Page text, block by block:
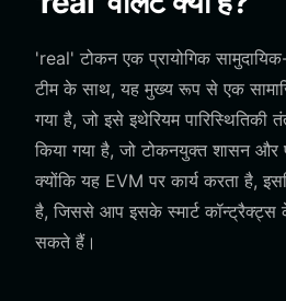
'real' टोकन एक प्रायोगिक
टीम के साथ, यह मुख्य रूप से एक
गया है, जो इसे इथेरियम
किया गया है, जो टोकनयुक्त शासन और
क्योंकि यह EVM पर कार्य करता है,
है, जिससे आप इसके स्मार्ट
सकते हैं।